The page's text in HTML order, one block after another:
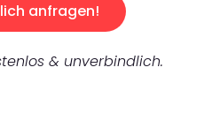
anfragen!
& unverbindlich.